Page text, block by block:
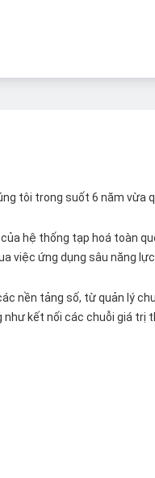
tôi trong suốt 6 năm vừa
hệ thống tạp hoá toàn
ứng dụng sâu năng lực
nền tảng số, từ quản lý
kết nối các chuỗi giá trị